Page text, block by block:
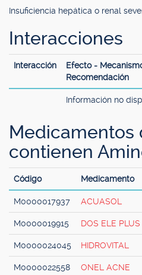
Insuficiencia hepática o renal
Interacciones
Interacción
Efecto -
Recomendación
Información no
Medicamentos
contienen
Código Medicamento
M0000017937 ACUASOL
M0000019915 DOS ELE PLUS
M0000024045 HIDROVITAL
M0000022558 ONEL ACNE